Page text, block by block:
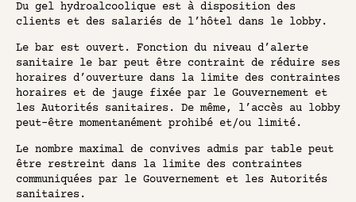
Du gel hydroalcoolique est à disposition des
clients et des salariés de l’hôtel dans le lobby.
Le bar est ouvert. Fonction du niveau d’alerte
sanitaire le bar peut être contraint de réduire ses
horaires d’ouverture dans la limite des contraintes
horaires et de jauge fixée par le Gouvernement et
les Autorités sanitaires. De même, l’accès au lobby
peut-être momentanément prohibé et/ou limité.
Le nombre maximal de convives admis par table peut
être restreint dans la limite des contraintes
communiquées par le Gouvernement et les Autorités
sanitaires.